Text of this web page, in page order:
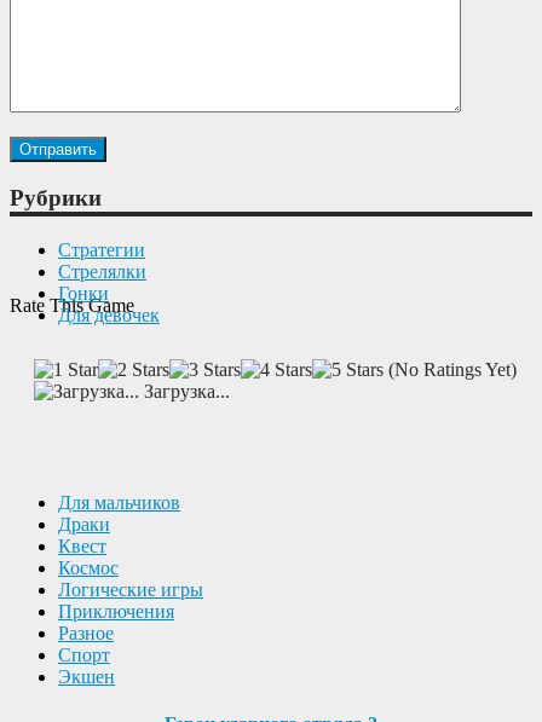
Rate This Game
(No Ratings Yet)
Загрузка...
Рубрики
Cтратегии
Cтрелялки
Гонки
Для девочек
Для мальчиков
Драки
Квест
Космос
Логические игры
Приключения
Разное
Спорт
Экшен